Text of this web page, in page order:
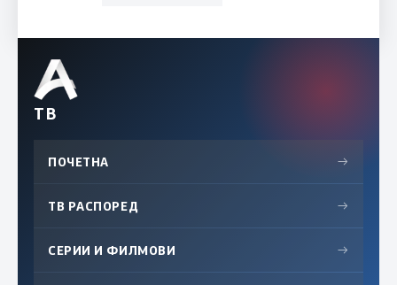
ТВ
ПОЧЕТНА →
ТВ РАСПОРЕД →
СЕРИИ И ФИЛМОВИ →